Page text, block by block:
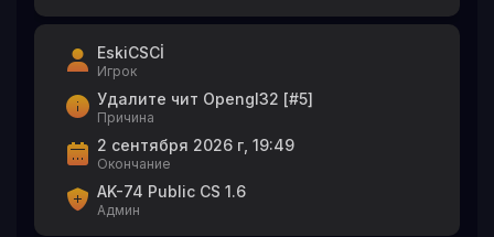
EskiCSCİ
Игрок
Удалите чит Opengl32 [#5]
Причина
2 сентября 2026 г, 19:49
Окончание
AK-74 Public CS 1.6
Админ